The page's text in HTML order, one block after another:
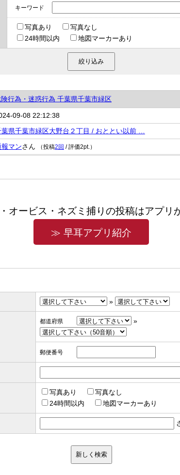
キーワード
写真あり
写真なし
24時間以内
地図マーカーあり
険行為・迷惑行為 千葉県千葉市緑区
09-08 22:12:38
葉県千葉市緑区大野台２丁目 / おととい以前 …
報マンさん （投稿2回 / 評価2pt.）
オービス・ネズミ捕りの投稿はアプリ
≫ 早耳アプリ紹介
»
都道府県 »
郵便番号
写真あり
写真なし
24時間以内
地図マーカーあり